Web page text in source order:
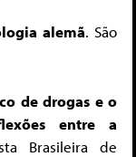
alemã. São
de drogas e o
entre a
Brasileira de